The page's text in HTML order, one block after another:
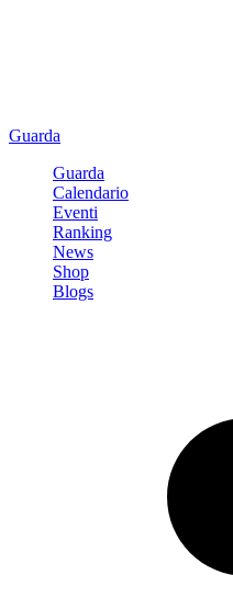
Guarda
Guarda
Calendario
Eventi
Ranking
News
Shop
Blogs